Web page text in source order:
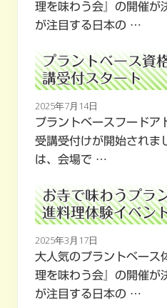
理を味わう会』の開催が
が注目する日本の …
プラントベース
講受付スタート
2025年7月14日
プラントベースフード
受講受付けが開始されま
は、会場で …
お寺で味わうプラ
進料理体験イベン
2025年3月17日
大人気のプラントベース
理を味わう会』の開催が
が注目する日本の …